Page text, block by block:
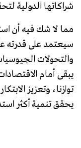
شراكاتها الدولية
مما لا شك فيه أن
سيعتمد على قدرته
والتحولات
يبقى أمام
توازنا، وتعزيز
يحقق تنمية أكثر